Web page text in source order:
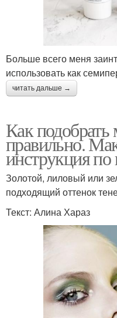
Больше всего меня
использовать как
читать дальше →
Как подобрать
правильно.
инструкция
Золотой, лиловый или
подходящий оттенок
Текст: Алина Хараз